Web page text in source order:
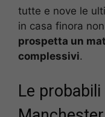
tutte e nove le
in casa finora
prospetta un
complessivi.
Le